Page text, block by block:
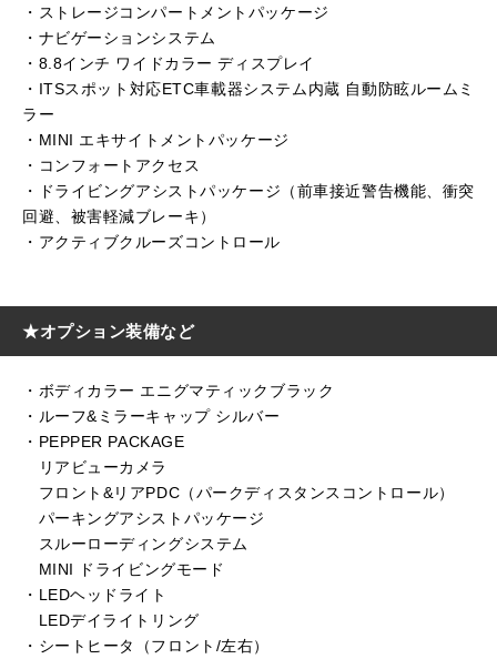
・ストレージコンパートメントパッケージ
・ナビゲーションシステム
・8.8インチ ワイドカラー ディスプレイ
・ITSスポット対応ETC車載器システム内蔵 自動防眩ルームミ
ラー
・MINI エキサイトメントパッケージ
・コンフォートアクセス
・ドライビングアシストパッケージ（前車接近警告機能、衝突
回避、被害軽減ブレーキ）
・アクティブクルーズコントロール
★オプション装備など
・ボディカラー エニグマティックブラック
・ルーフ&ミラーキャップ シルバー
・PEPPER PACKAGE
リアビューカメラ
フロント&リアPDC（パークディスタンスコントロール）
パーキングアシストパッケージ
スルーローディングシステム
MINI ドライビングモード
・LEDヘッドライト
LEDデイライトリング
・シートヒータ（フロント/左右）